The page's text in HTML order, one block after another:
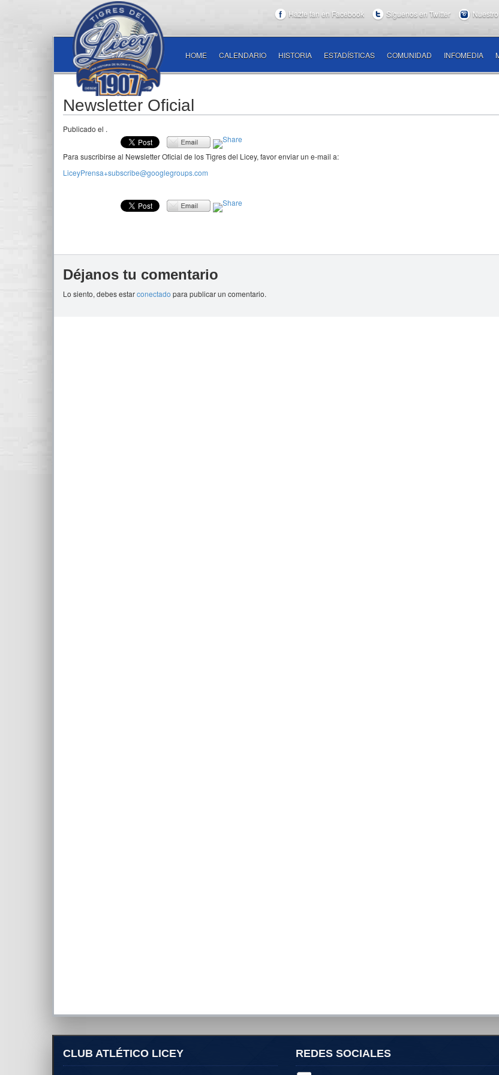
Hazte fan en Facebook Síguenos en Twitter
HOME CALENDARIO HISTORIA ESTADÍSTICAS COMUNIDAD INFOMEDIA
Newsletter Oficial
Publicado el .
Para suscribirse al Newsletter Oficial de los Tigres del Licey, favor enviar un e-mail a:
LiceyPrensa+subscribe@googlegroups.com
Déjanos tu comentario
Lo siento, debes estarconectado para publicar un comentario.
CLUB ATLÉTICO LICEY REDES SOCIALES